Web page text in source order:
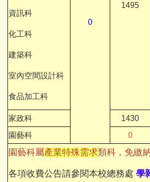
資訊科
化工科
建築科
室內空間設計科
食品加工科
0
1495
家政科 1430
園藝科
0
園藝科屬產業特殊需求類科，免繳
各項收費公告請參閱本校總務處 學